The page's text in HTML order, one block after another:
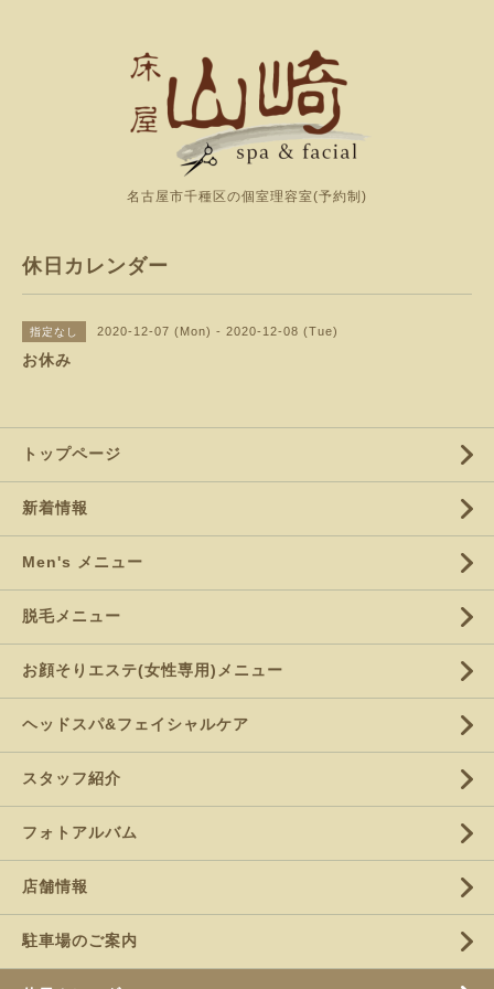
名古屋市千種区の個室理容室(予約制)
休日カレンダー
指定なし 2020-12-07 (Mon) - 2020-12-08 (Tue)
お休み
トップページ
新着情報
Men's メニュー
脱毛メニュー
お顔そりエステ(女性専用)メニュー
ヘッドスパ&フェイシャルケア
スタッフ紹介
フォトアルバム
店舗情報
駐車場のご案内